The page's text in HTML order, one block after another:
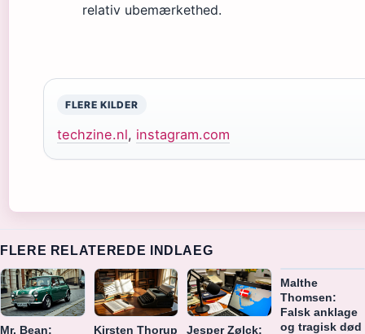
relativ ubemærkethed.
FLERE KILDER
techzine.nl, instagram.com
FLERE RELATEREDE INDLAEG
Mr. Bean: Kirsten Thorup Jesper Zølck:
Malthe
Thomsen:
Falsk anklage
og tragisk død